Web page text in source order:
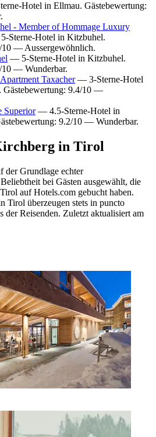
Hotel in Ellmau. Gästebewertung:
- Member of Hommage Luxury
Sterne-Hotel in Kitzbuhel.
10 — Aussergewöhnlich.
— 5-Sterne-Hotel in Kitzbuhel.
10 — Wunderbar.
Taxacher— 3-Sterne-Hotel
9.4/10 —
Superior— 4.5-Sterne-Hotel in
9.2/10 — Wunderbar.
in Tirol
der Grundlage echter
bei Gästen ausgewählt, die
auf Hotels.com gebucht haben.
Tirol überzeugen stets in puncto
Reisenden. Zuletzt aktualisiert am